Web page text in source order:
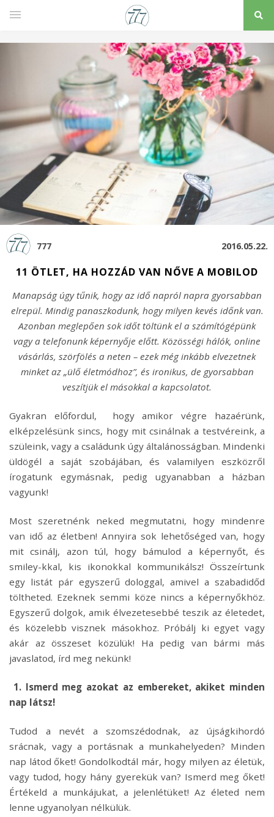
777 2016.05.22.
11 ÖTLET, HA HOZZÁD VAN NŐVE A MOBILOD
Manapság úgy tűnik, hogy az idő napról napra gyorsabban
elrepül. Mindig panaszkodunk, hogy milyen kevés időnk van.
Azonban meglepően sok időt töltünk el a számítógépünk
vagy a telefonunk képernyője előtt. Közösségi hálók, online
vásárlás, szörfölés a neten – ezek még inkább elvezetnek
minket az „ülő életmódhoz”, és ironikus, de gyorsabban
veszítjük el másokkal a kapcsolatot.
Gyakran előfordul, hogy amikor végre hazaérünk,
elképzelésünk sincs, hogy mit csinálnak a testvéreink, a
szüleink, vagy a családunk úgy általánosságban. Mindenki
üldögél a saját szobájában, és valamilyen eszközről
írogatunk egymásnak, pedig ugyanabban a házban
vagyunk!
Most szeretnénk neked megmutatni, hogy mindenre
van idő az életben! Annyira sok lehetőséged van, hogy
mit csinálj, azon túl, hogy bámulod a képernyőt, és
smiley-kkal, kis ikonokkal kommunikálsz! Összeírtunk
egy listát pár egyszerű dologgal, amivel a szabadidőd
töltheted. Ezeknek semmi köze nincs a képernyőkhöz.
Egyszerű dolgok, amik élvezetesebbé teszik az életedet,
és közelebb visznek másokhoz. Próbálj ki egyet vagy
akár az összeset közülük! Ha pedig van bármi más
javaslatod, írd meg nekünk!
1. Ismerd meg azokat az embereket, akiket minden
nap látsz!
Tudod a nevét a szomszédodnak, az újságkihordó
srácnak, vagy a portásnak a munkahelyeden? Minden
nap látod őket! Gondolkodtál már, hogy milyen az életük,
vagy tudod, hogy hány gyerekük van? Ismerd meg őket!
Értékeld a munkájukat, a jelenlétüket! Az életed nem
lenne ugyanolyan nélkülük.